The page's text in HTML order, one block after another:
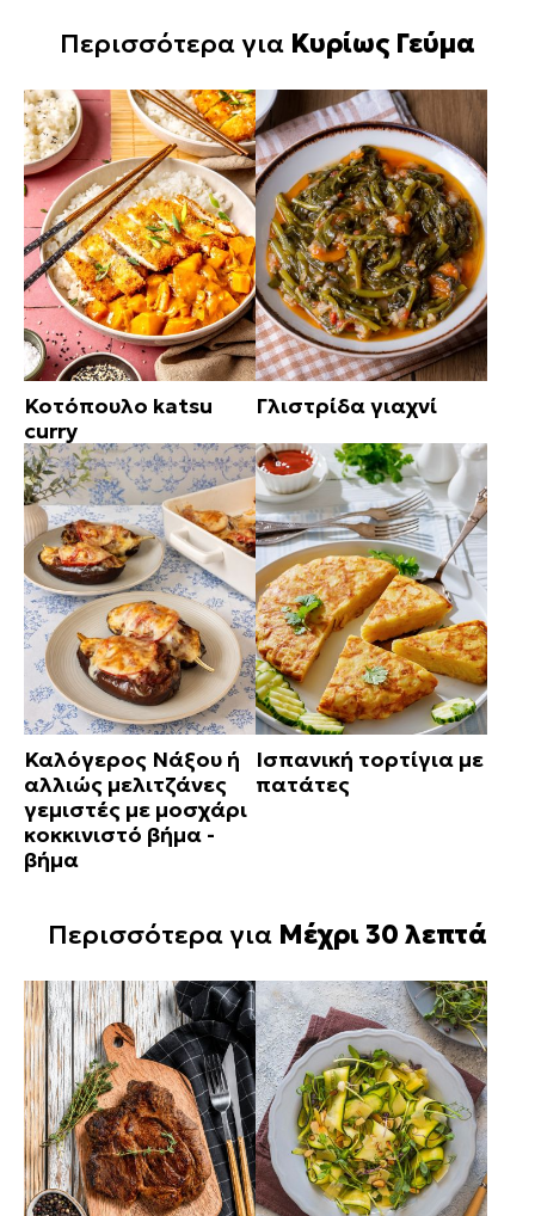
Περισσότερα για Κυρίως Γεύμα
Κοτόπουλο katsu
curry
Γλιστρίδα γιαχνί
Καλόγερος Νάξου ή
αλλιώς μελιτζάνες
γεμιστές με μοσχάρι
κοκκινιστό βήμα -
βήμα
Ισπανική τορτίγια με
πατάτες
Περισσότερα για Μέχρι 30 λεπτά